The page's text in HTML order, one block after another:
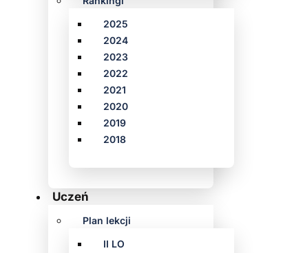
2025
2024
2023
2022
2021
2020
2019
2018
Uczeń
Plan lekcji
II LO